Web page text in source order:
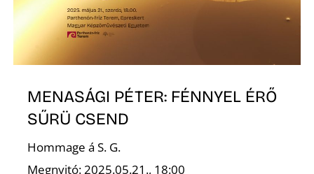
MENASÁGI PÉTER: FÉNNYEL ÉRŐ
SŰRÜ CSEND
Hommage á S. G.
Megnyitó: 2025.05.21., 18:00